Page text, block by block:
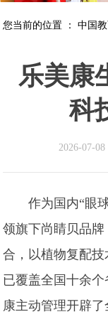
您当前的位置 ：中国
乐美康
科
2026-07-
作为国内“眼
领旗下尚睛贝品
合，以植物复配
已覆盖全国十余
康主动管理开辟了